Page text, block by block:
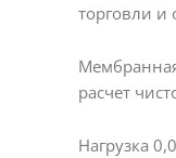
торговли и
расчет
Нагрузка